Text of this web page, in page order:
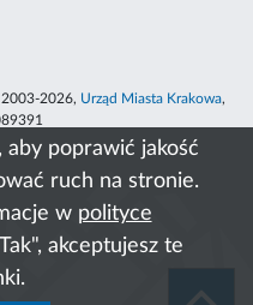
poprawić jakość
ruch na stronie.
w polityce
akceptujesz te
2026, Urząd Miasta Krakowa,